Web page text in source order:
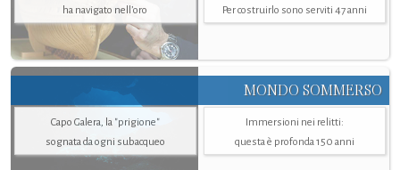
ha navigato nell’oro
Per costruirlo sono serviti 47 anni
MONDO SOMMERSO
Capo Galera, la "prigione"
sognata da ogni subacqueo
Immersioni nei relitti:
questa è profonda 150 anni